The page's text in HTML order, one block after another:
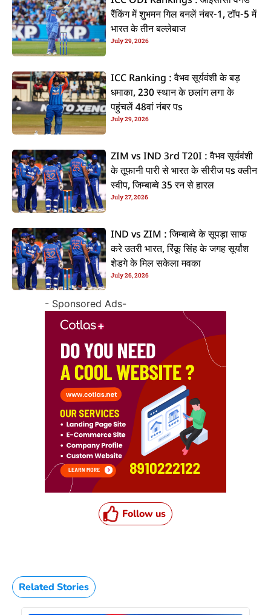
रैंकिंग में शुभमन गिल बनलें नंबर-1, टॉप-5 में
भारत के तीन बल्लेबाज
July 29, 2026
ICC Ranking : वैभव सूर्यवंशी के बड़
धमाका, 230 स्थान के छलांग लगा के
पहुंचलें 48वां नंबर पs
July 29, 2026
ZIM vs IND 3rd T20I : वैभव सूर्यवंशी
के तूफानी पारी से भारत के सीरीज पs क्लीन
स्वीप, जिम्बाब्वे 35 रन से हारल
July 27, 2026
IND vs ZIM : जिम्बाब्वे के सूपड़ा साफ
करे उतरी भारत, रिंकू सिंह के जगह सूर्यांश
शेडगे के मिल सकेला मवका
July 26, 2026
- Sponsored Ads-
Follow us
Related Stories